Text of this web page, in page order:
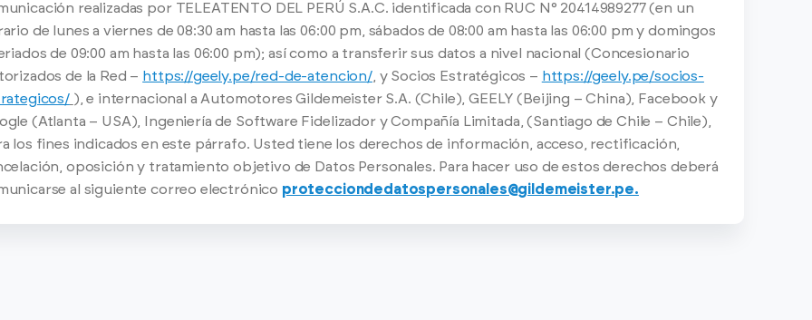
realizadas por TELEATENTO DEL PERÚ S.A.C. identificada con RUC N° 20414989277 (en un
de lunes a viernes de 08:30 am hasta las 06:00 pm, sábados de 08:00 am hasta las 06:00 pm y domingos
de 09:00 am hasta las 06:00 pm); así como a transferir sus datos a nivel nacional (Concesionario
de la Red – https://geely.pe/red-de-atencion/, y Socios Estratégicos – https://geely.pe/socios-
), e internacional a Automotores Gildemeister S.A. (Chile), GEELY (Beijing – China), Facebook y
(Atlanta – USA), Ingeniería de Software Fidelizador y Compañía Limitada, (Santiago de Chile – Chile),
los fines indicados en este párrafo. Usted tiene los derechos de información, acceso, rectificación,
oposición y tratamiento objetivo de Datos Personales. Para hacer uso de estos derechos deberá
al siguiente correo electrónico protecciondedatospersonales@gildemeister.pe.